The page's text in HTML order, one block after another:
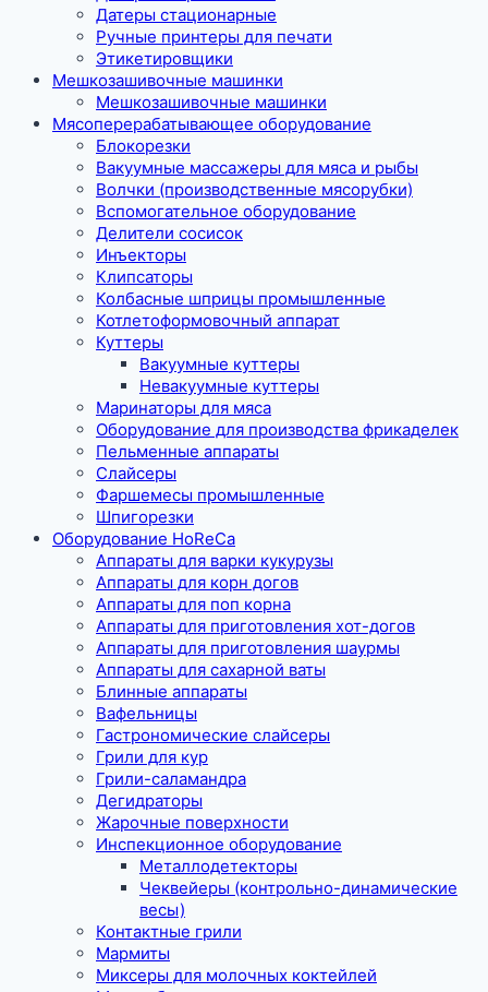
Датеры стационарные
Ручные принтеры для печати
Этикетировщики
Мешкозашивочные машинки
Мешкозашивочные машинки
Мясоперерабатывающее оборудование
Блокорезки
Вакуумные массажеры для мяса и рыбы
Волчки (производственные мясорубки)
Вспомогательное оборудование
Делители сосисок
Инъекторы
Клипсаторы
Колбасные шприцы промышленные
Котлетоформовочный аппарат
Куттеры
Вакуумные куттеры
Невакуумные куттеры
Маринаторы для мяса
Оборудование для производства фрикаделек
Пельменные аппараты
Слайсеры
Фаршемесы промышленные
Шпигорезки
Оборудование HoReCa
Аппараты для варки кукурузы
Аппараты для корн догов
Аппараты для поп корна
Аппараты для приготовления хот-догов
Аппараты для приготовления шаурмы
Аппараты для сахарной ваты
Блинные аппараты
Вафельницы
Гастрономические слайсеры
Грили для кур
Грили-саламандра
Дегидраторы
Жарочные поверхности
Инспекционное оборудование
Металлодетекторы
Чеквейеры (контрольно-динамические
весы)
Контактные грили
Мармиты
Миксеры для молочных коктейлей